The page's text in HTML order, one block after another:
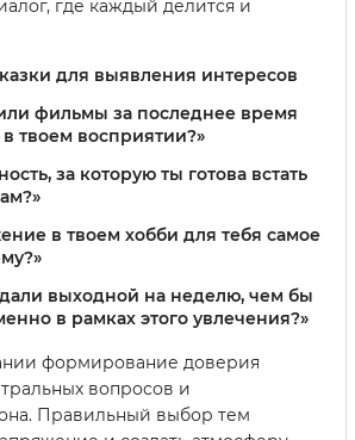
где каждый делится и
для выявления интересов
фильмы за последнее время
твоем восприятии?»
за которую ты готова встать
в твоем хобби для тебя самое
выходной на неделю, чем бы
в рамках этого увлечения?»
формирование доверия
вопросов и
Правильный выбор тем